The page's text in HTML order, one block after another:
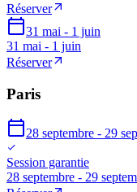
Réserver
31 mai - 1 juin
31 mai - 1 juin
Réserver
Paris
28 septembre - 29
Session garantie
28 septembre - 29